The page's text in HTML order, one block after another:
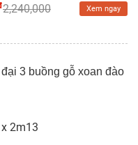
2,240,000 Xem ngay
3 buồng gỗ xoan đào
2m13